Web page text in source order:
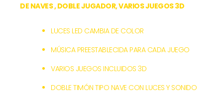
VARIOS
DE NAVES , DOBLE JUGADOR, VARIOS JUEGOS 3D
LUCES LED CAMBIA DE COLOR
MÚSICA PREESTABLECIDA PARA CADA JUEGO
VARIOS JUEGOS INCLUIDOS 3D
DOBLE TIMÓN TIPO NAVE CON LUCES Y SONIDO